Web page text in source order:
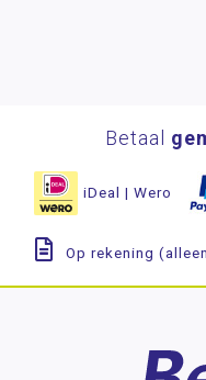
Betaal
iDeal | Wero
Op rekening